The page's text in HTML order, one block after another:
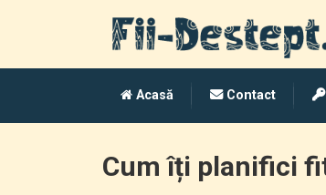
Acasă Contact
Cum îți planifici